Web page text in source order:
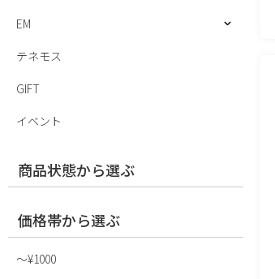
EM
テネモス
GIFT
イベント
商品状態から選ぶ
価格帯から選ぶ
〜¥1000